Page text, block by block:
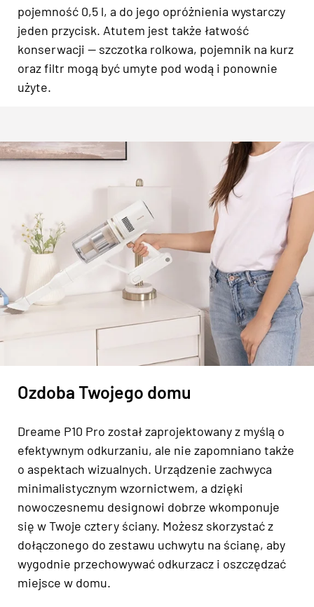
pojemność 0,5 l, a do jego opróżnienia wystarczy
jeden przycisk. Atutem jest także łatwość
konserwacji — szczotka rolkowa, pojemnik na kurz
oraz filtr mogą być umyte pod wodą i ponownie
użyte.
Ozdoba Twojego domu
Dreame P10 Pro został zaprojektowany z myślą o
efektywnym odkurzaniu, ale nie zapomniano także
o aspektach wizualnych. Urządzenie zachwyca
minimalistycznym wzornictwem, a dzięki
nowoczesnemu designowi dobrze wkomponuje
się w Twoje cztery ściany. Możesz skorzystać z
dołączonego do zestawu uchwytu na ścianę, aby
wygodnie przechowywać odkurzacz i oszczędzać
miejsce w domu.